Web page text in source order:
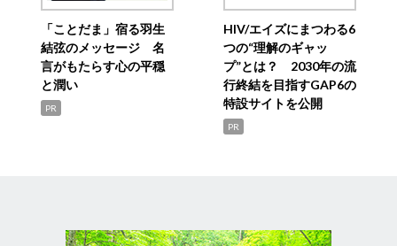
「ことだま」宿る羽生
結弦のメッセージ 名
言がもたらす心の平穏
と潤い
PR
HIV/エイズにまつわる6
つの“理解のギャッ
プ”とは？ 2030年の流
行終結を目指すGAP6の
特設サイトを公開
PR